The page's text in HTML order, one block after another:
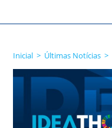
Inicial > Últimas Notícias >